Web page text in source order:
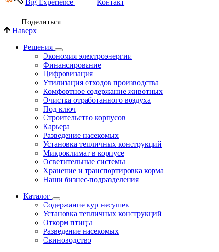
Big Experience Контакт
Поделиться
Наверх
Решения
Экономия электроэнергии
Финансирование
Цифровизация
Утилизация отходов производства
Комфортное содержание животных
Очистка отработанного воздуха
Под ключ
Строительство корпусов
Карьера
Разведение насекомых
Установка тепличных конструкций
Микроклимат в корпусе
Осветительные системы
Хранение и транспортировка корма
Наши бизнес-подразделения
Каталог
Содержание кур-несушек
Установка тепличных конструкций
Откорм птицы
Разведение насекомых
Свиноводство